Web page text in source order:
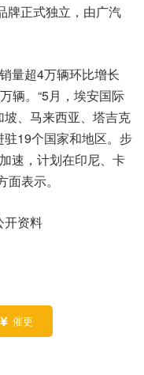
牌正式独立，由广汽
量超4万辆环比增长
辆。“5月，埃安国际
、马来西亚、塔吉克
19个国家和地区。步
速，计划在印尼、卡
表示。
开资料
 催更